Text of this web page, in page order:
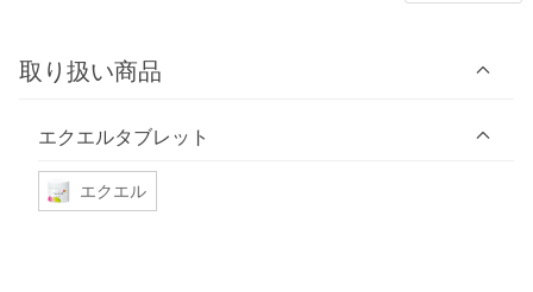
取り扱い商品
エクエルタブレット
エクエル